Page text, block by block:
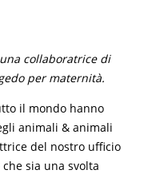
collaboratrice di
per maternità.
il mondo hanno
animali & animali
del nostro ufficio
sia una svolta